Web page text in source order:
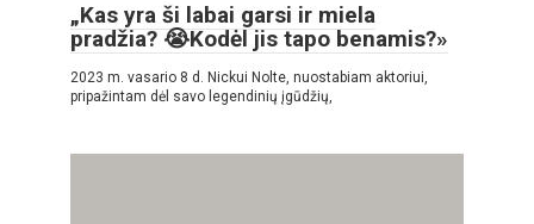
„Kas yra ši labai garsi ir miela
pradžia? 😭Kodėl jis tapo benamis?»
2023 m. vasario 8 d. Nickui Nolte, nuostabiam aktoriui,
pripažintam dėl savo legendinių įgūdžių,